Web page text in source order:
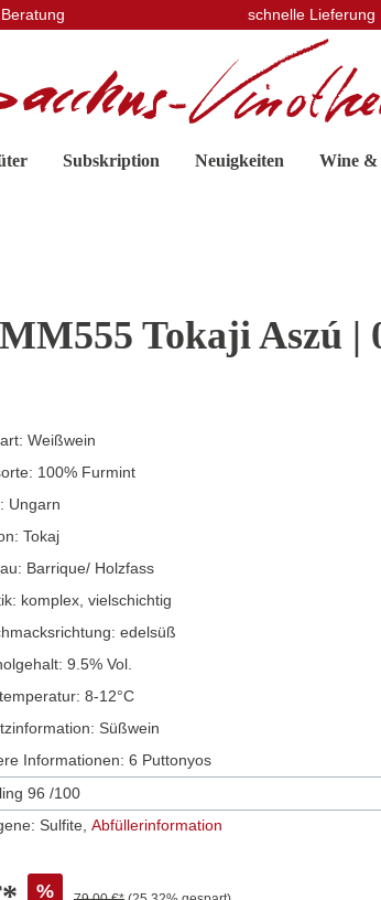
schnelle Lieferung
Subskription Neuigkeiten Wine &
Tokaji Aszú |
Weißwein
100% Furmint
Ungarn
Tokaj
Barrique/ Holzfass
komplex , vielschichtig
edelsüß
9.5% Vol.
8-12°C
Süßwein
Informationen: 6 Puttonyos
96 /100
Sulfite, Abfüllerinformation
%